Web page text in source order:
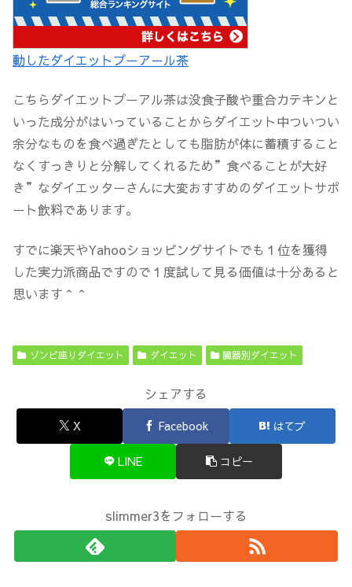
動したダイエットプーアール茶
こちらダイエットプーアル茶は没食子酸や重合カテキンと
いった成分がはいっていることからダイエット中ついつい
余分なものを食べ過ぎたとしても脂肪が体に蓄積すること
なくすっきりと分解してくれるため”食べることが大好
き”なダイエッターさんに大変おすすめのダイエットサポ
ート飲料であります。
すでに楽天やYahooショッピングサイトでも１位を獲得
した実力派商品ですので１度試して見る価値は十分あると
思います＾＾
ゾンビ座りダイエット ダイエット 臓器別ダイエット
シェアする
X Facebook はてブ
LINE コピー
slimmer3をフォローする